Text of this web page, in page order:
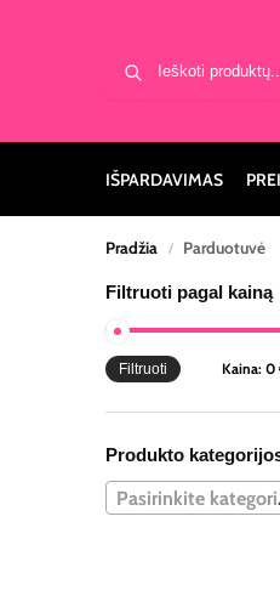
IŠPARDAVIMAS
Pradžia / Parduotuvė
Filtruoti pagal kainą
Filtruoti Kaina: 0
Produkto